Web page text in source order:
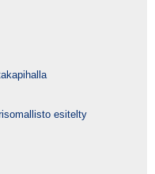
esitelty